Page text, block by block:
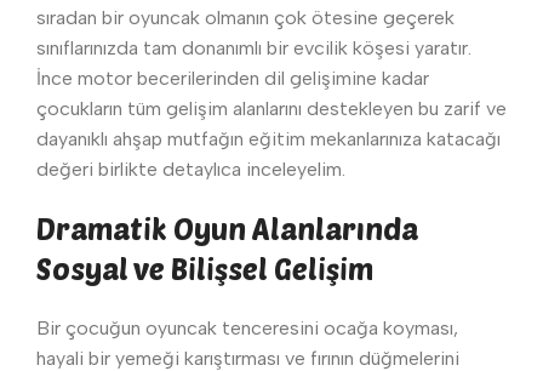
sıradan bir oyuncak olmanın çok ötesine geçerek
sınıflarınızda tam donanımlı bir evcilik köşesi yaratır.
İnce motor becerilerinden dil gelişimine kadar
çocukların tüm gelişim alanlarını destekleyen bu zarif ve
dayanıklı ahşap mutfağın eğitim mekanlarınıza katacağı
değeri birlikte detaylıca inceleyelim.
Dramatik Oyun Alanlarında
Sosyal ve Bilişsel Gelişim
Bir çocuğun oyuncak tenceresini ocağa koyması,
hayali bir yemeği karıştırması ve fırının düğmelerini